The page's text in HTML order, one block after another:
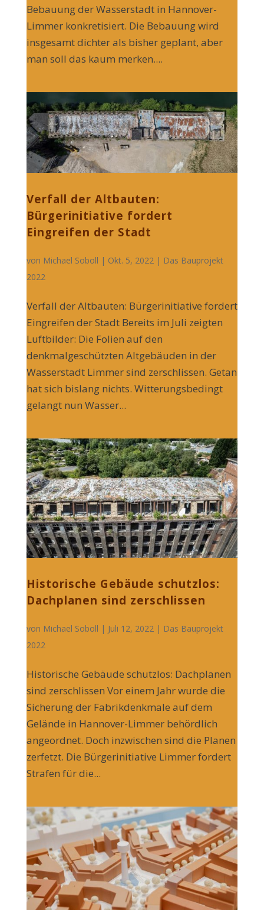
Bebauung der Wasserstadt in Hannover-
Limmer konkretisiert. Die Bebauung wird
insgesamt dichter als bisher geplant, aber
man soll das kaum merken....
Verfall der Altbauten:
Bürgerinitiative fordert
Eingreifen der Stadt
von Michael Soboll | Okt. 5, 2022 | Das Bauprojekt
2022
Verfall der Altbauten: Bürgerinitiative fordert
Eingreifen der Stadt Bereits im Juli zeigten
Luftbilder: Die Folien auf den
denkmalgeschützten Altgebäuden in der
Wasserstadt Limmer sind zerschlissen. Getan
hat sich bislang nichts. Witterungsbedingt
gelangt nun Wasser...
Historische Gebäude schutzlos:
Dachplanen sind zerschlissen
von Michael Soboll | Juli 12, 2022 | Das Bauprojekt
2022
Historische Gebäude schutzlos: Dachplanen
sind zerschlissen Vor einem Jahr wurde die
Sicherung der Fabrikdenkmale auf dem
Gelände in Hannover-Limmer behördlich
angeordnet. Doch inzwischen sind die Planen
zerfetzt. Die Bürgerinitiative Limmer fordert
Strafen für die...